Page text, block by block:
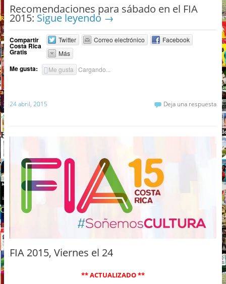
Recomendaciones para sábado en el FIA
2015: Sigue leyendo →
Compartir
Costa Rica
Gratis
Twitter Correo electrónico
Facebook
Más
Me gusta: Me gusta Cargando...
24 abril, 2015 Deja una respuesta
FIA 2015, Viernes el 24
** ACTUALIZADO **